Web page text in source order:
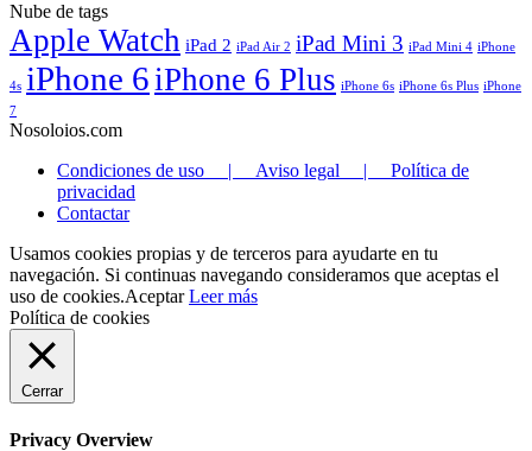
Nube de tags
Apple Watch iPad 2 iPad Air 2 iPad Mini 3 iPad Mini 4 iPhone
4s iPhone 6iPhone 6 Plus iPhone 6s iPhone 6s Plus iPhone
7
Nosoloios.com
Condiciones de uso | Aviso legal | Política de
privacidad
Contactar
Usamos cookies propias y de terceros para ayudarte en tu
navegación. Si continuas navegando consideramos que aceptas el
uso de cookies.Aceptar Leer más
Política de cookies
Cerrar
Privacy Overview